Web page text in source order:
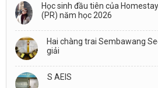
Học sinh đầu tiên của
(PR) năm học 2026
Hai chàng trai Sembawang
giải
S AEIS